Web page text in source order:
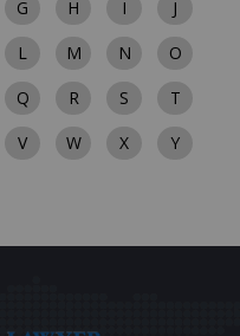
G H I
J
L M N
O
Q R S
T
V W X
Y